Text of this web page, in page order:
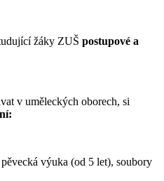
žáky ZUŠ postupové a
v uměleckých oborech, si
výuka (od 5 let), soubory